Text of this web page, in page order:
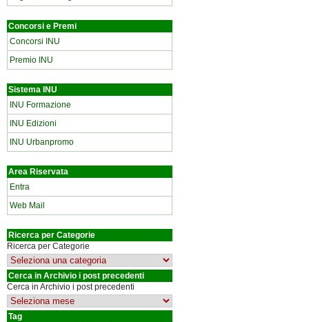
Concorsi e Premi
Concorsi INU
Premio INU
Sistema INU
INU Formazione
INU Edizioni
INU Urbanpromo
Area Riservata
Entra
Web Mail
Ricerca per Categorie
Ricerca per Categorie
Cerca in Archivio i post precedenti
Cerca in Archivio i post precedenti
Tag